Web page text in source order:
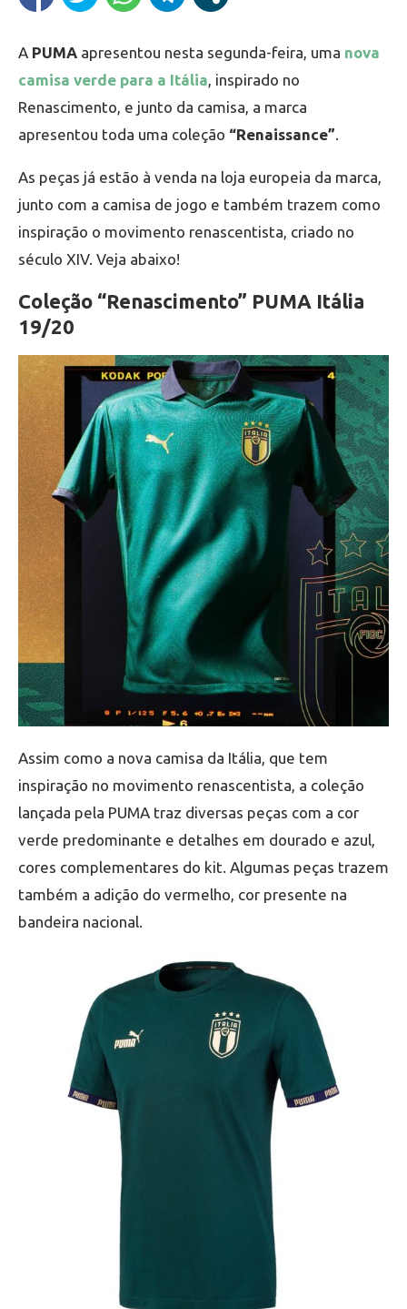
A PUMA apresentou nesta segunda-feira, uma nova
camisa verde para a Itália, inspirado no
Renascimento, e junto da camisa, a marca
apresentou toda uma coleção “Renaissance”.
As peças já estão à venda na loja europeia da marca,
junto com a camisa de jogo e também trazem como
inspiração o movimento renascentista, criado no
século XIV. Veja abaixo!
Coleção “Renascimento” PUMA Itália
19/20
Assim como a nova camisa da Itália, que tem
inspiração no movimento renascentista, a coleção
lançada pela PUMA traz diversas peças com a cor
verde predominante e detalhes em dourado e azul,
cores complementares do kit. Algumas peças trazem
também a adição do vermelho, cor presente na
bandeira nacional.